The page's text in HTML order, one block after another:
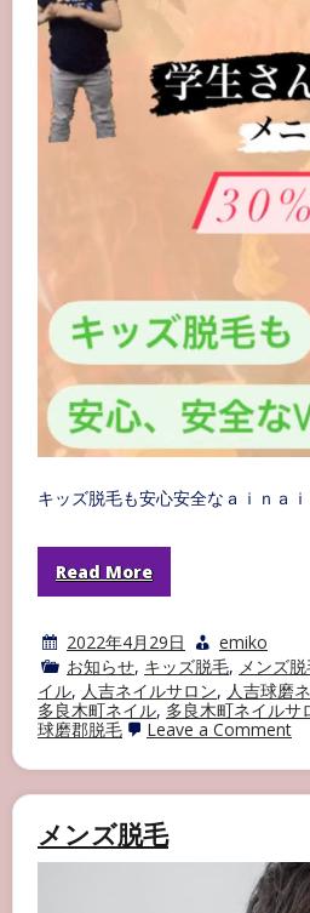
ッ
ド
4900yen
3/26
～
@hollywoodbrowlift
キッズ脱毛も安心安全なａｉｎａ
Read More
2022年4月29日
emiko
お知らせ, キッズ脱毛, メンズ
イル, 人吉ネイルサロン, 人吉球磨
多良木町ネイル, 多良木町ネイルサ
球磨郡脱毛
Leave a Commenton
ッ
メンズ脱毛